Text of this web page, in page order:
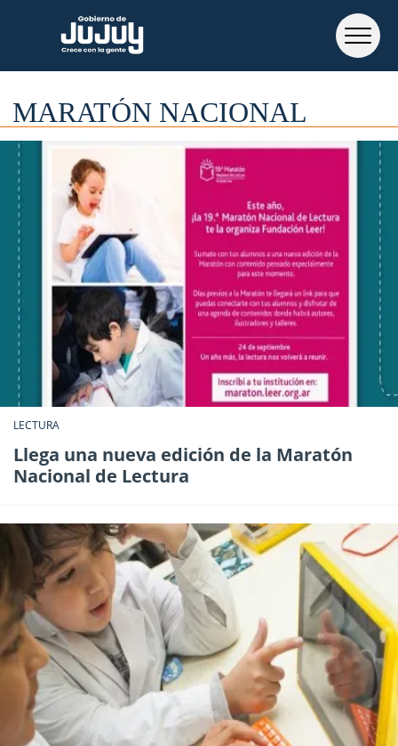
MARATÓN NACIONAL
LECTURA
Llega una nueva edición de la Maratón
Nacional de Lectura